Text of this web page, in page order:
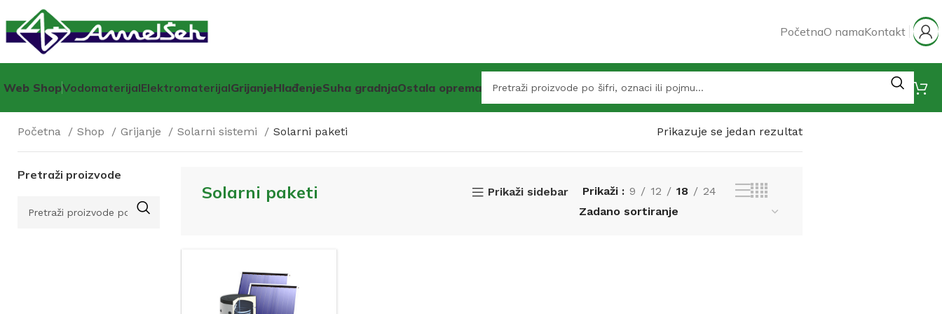
PočetnaO namaKontakt
Web ShopVodomaterijalElektromaterijalGrijanjeHlađenjeSuha gradnjaOstala oprema
Početna Shop Grijanje Solarni sistemi Solarni paketi Prikazuje se jedan rezultat
Pretraži proizvode
Solarni paketi Prikaži sidebar Prikaži 9 12 18 24